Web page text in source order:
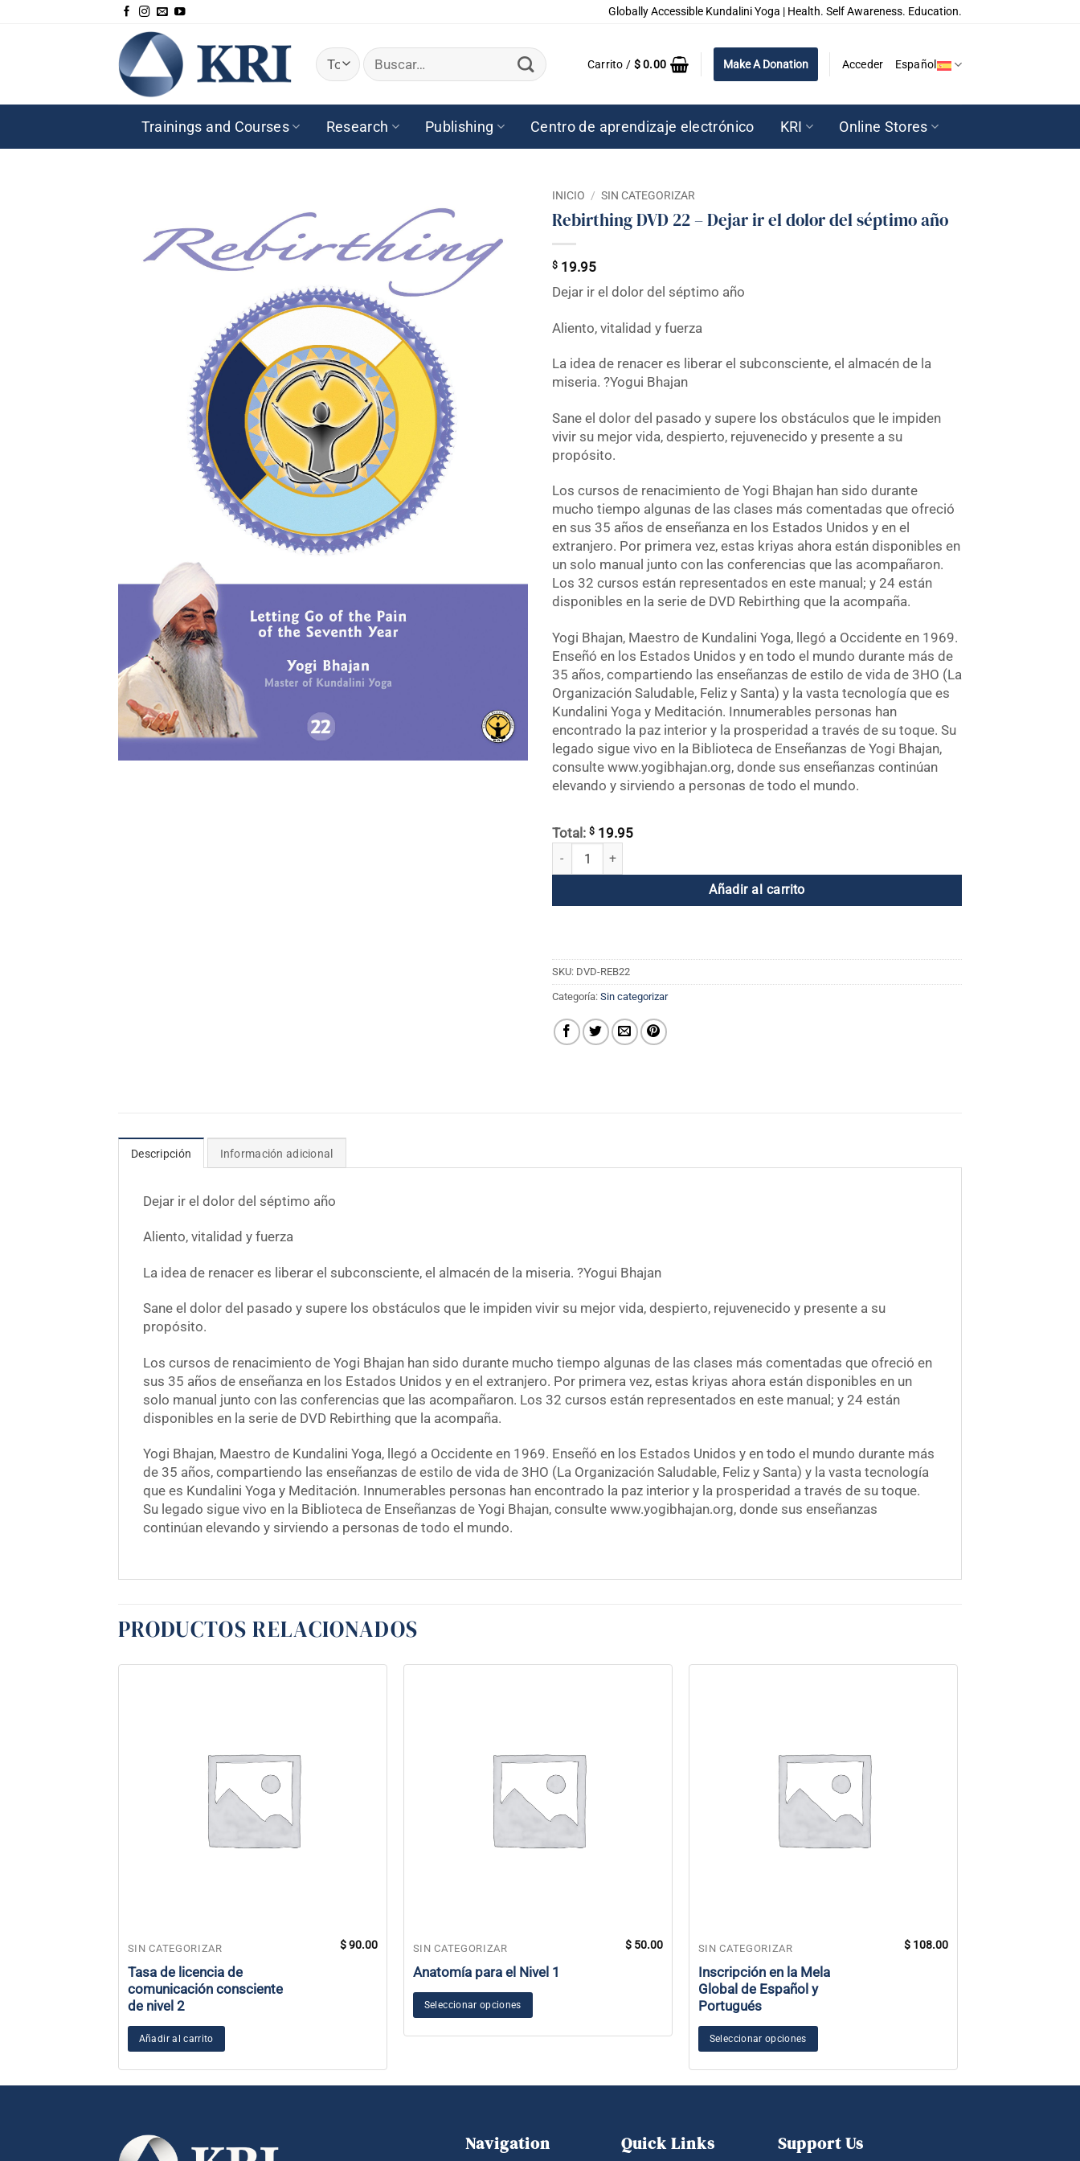
Globally Accessible Kundalini Yoga | Health. Self Awareness. Education.
Buscar
por:
Carrito / $0.00 Make A Donation Acceder Español
Trainings and Courses Research Publishing Centro de aprendizaje electrónico KRI Online Stores
INICIO / SIN CATEGORIZAR
Rebirthing DVD 22 – Dejar ir el dolor del séptimo año
$ 19.95
Dejar ir el dolor del séptimo año
Aliento, vitalidad y fuerza
La idea de renacer es liberar el subconsciente, el almacén de la
miseria. ?Yogui Bhajan
Sane el dolor del pasado y supere los obstáculos que le impiden
vivir su mejor vida, despierto, rejuvenecido y presente a su
propósito.
Los cursos de renacimiento de Yogi Bhajan han sido durante
mucho tiempo algunas de las clases más comentadas que ofreció
en sus 35 años de enseñanza en los Estados Unidos y en el
extranjero. Por primera vez, estas kriyas ahora están disponibles en
un solo manual junto con las conferencias que las acompañaron.
Los 32 cursos están representados en este manual; y 24 están
disponibles en la serie de DVD Rebirthing que la acompaña.
Yogi Bhajan, Maestro de Kundalini Yoga, llegó a Occidente en 1969.
Enseñó en los Estados Unidos y en todo el mundo durante más de
35 años, compartiendo las enseñanzas de estilo de vida de 3HO (La
Organización Saludable, Feliz y Santa) y la vasta tecnología que es
Kundalini Yoga y Meditación. Innumerables personas han
encontrado la paz interior y la prosperidad a través de su toque. Su
legado sigue vivo en la Biblioteca de Enseñanzas de Yogi Bhajan,
consulte www.yogibhajan.org, donde sus enseñanzas continúan
elevando y sirviendo a personas de todo el mundo.
Total: $ 19.95
Rebirthing DVD 22 - Dejar ir el dolor del séptimo año cantidad
Añadir al carrito
SKU: DVD-REB22
Categoría: Sin categorizar
Descripción Información adicional
Dejar ir el dolor del séptimo año
Aliento, vitalidad y fuerza
La idea de renacer es liberar el subconsciente, el almacén de la miseria. ?Yogui Bhajan
Sane el dolor del pasado y supere los obstáculos que le impiden vivir su mejor vida, despierto, rejuvenecido y presente a su
propósito.
Los cursos de renacimiento de Yogi Bhajan han sido durante mucho tiempo algunas de las clases más comentadas que ofreció en
sus 35 años de enseñanza en los Estados Unidos y en el extranjero. Por primera vez, estas kriyas ahora están disponibles en un
solo manual junto con las conferencias que las acompañaron. Los 32 cursos están representados en este manual; y 24 están
disponibles en la serie de DVD Rebirthing que la acompaña.
Yogi Bhajan, Maestro de Kundalini Yoga, llegó a Occidente en 1969. Enseñó en los Estados Unidos y en todo el mundo durante más
de 35 años, compartiendo las enseñanzas de estilo de vida de 3HO (La Organización Saludable, Feliz y Santa) y la vasta tecnología
que es Kundalini Yoga y Meditación. Innumerables personas han encontrado la paz interior y la prosperidad a través de su toque.
Su legado sigue vivo en la Biblioteca de Enseñanzas de Yogi Bhajan, consulte www.yogibhajan.org, donde sus enseñanzas
continúan elevando y sirviendo a personas de todo el mundo.
PRODUCTOS RELACIONADOS
SIN CATEGORIZAR
Tasa de licencia de
comunicación consciente
de nivel 2
$90.00
Añadir al carrito
SIN CATEGORIZAR
Anatomía para el Nivel 1
$ 50.00
Seleccionar opciones
SIN CATEGORIZAR
Inscripción en la Mela
Global de Español y
Portugués
$ 108.00
Seleccionar opciones
Navigation Quick Links Support Us